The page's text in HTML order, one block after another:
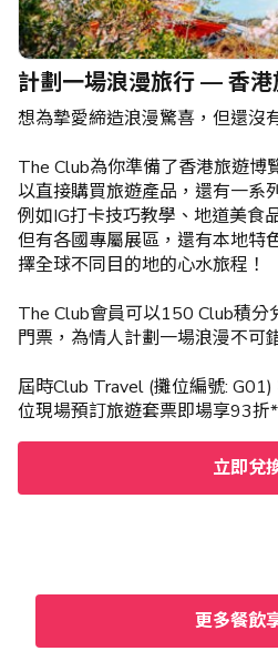
計劃一場浪漫旅行 — 香
想為摯愛締造浪漫驚喜，但還沒
The Club為你準備了香港旅遊
以直接購買旅遊產品，還有一系
例如IG打卡技巧教學、地道美食
但有各國專屬展區，還有本地特
擇全球不同目的地的心水旅程！
The Club會員可以150 Club積分
門票，為情人計劃一場浪漫不可
屆時Club Travel (攤位編號:
位現場預訂旅遊套票即場享93折
立即兌
更多餐飲